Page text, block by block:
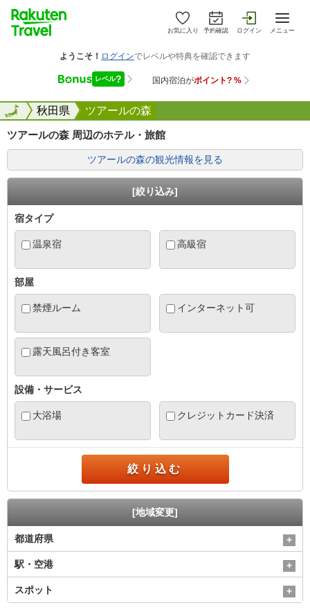
お気に入り 予約確認 ログイン メニュー
全国秋田県 ツアールの森
全国
ツアールの森 周辺のホテル・旅館
ツアールの森の観光情報を見る
[絞り込み]
宿タイプ
温泉宿 高級宿
部屋
禁煙ルーム インターネット可
露天風呂付き客室
設備・サービス
大浴場 クレジットカード決済
絞り込む
[地域変更]
都道府県
駅・空港
スポット